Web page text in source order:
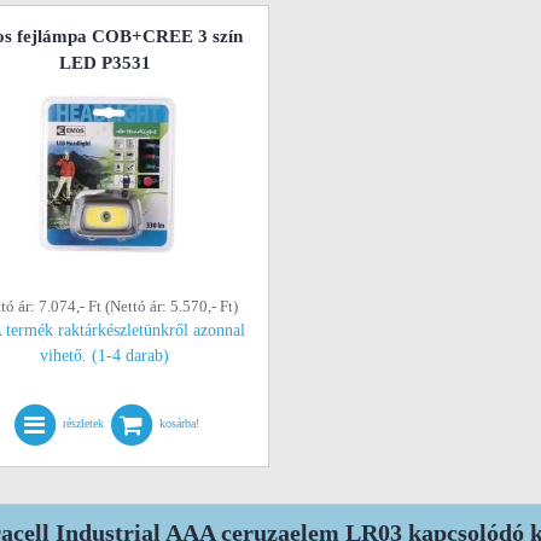
fejlámpa COB+CREE 3 szín
LED P3531
ár: 7.074,- Ft (Nettó ár: 5.570,- Ft)
termék raktárkészletünkről azonnal
vihető. (1-4 darab)
részletek kosárba!
Industrial AAA ceruzaelem LR03 kapcsolódó